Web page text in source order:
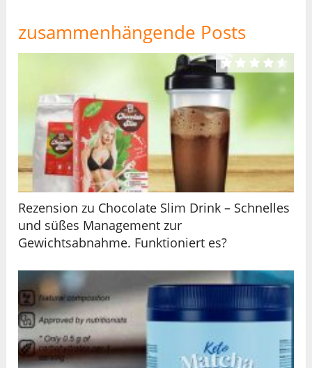
zusammenhängende Posts
Rezension zu Chocolate Slim Drink – Schnelles
und süßes Management zur
Gewichtsabnahme. Funktioniert es?